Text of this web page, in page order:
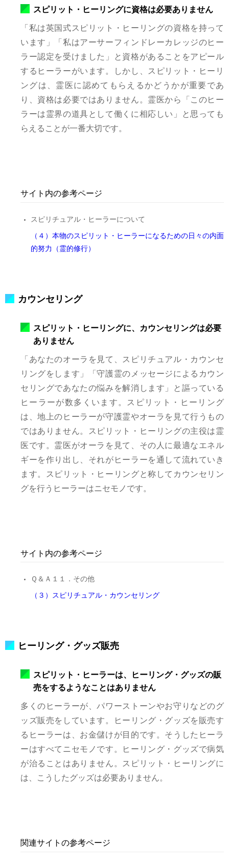
スピリット・ヒーリングに資格は必要ありません
「私は英国式スピリット・ヒーリングの資格を持って
います」「私はアーサーフィンドレーカレッジのヒー
ラー認定を受けました」と資格があることをアピール
するヒーラーがいます。しかし、スピリット・ヒーリ
ングは、霊医に認めてもらえるかどうかが重要であ
り、資格は必要ではありません。霊医から「このヒー
ラーは霊界の道具として働くに相応しい」と思っても
らえることが一番大切です。
サイト内の参考ページ
スピリチュアル・ヒーラーについて
（４）本物のスピリット・ヒーラーになるための日々の内面
的努力（霊的修行）
カウンセリング
スピリット・ヒーリングに、カウンセリングは必要
ありません
「あなたのオーラを見て、スピリチュアル・カウンセ
リングをします」「守護霊のメッセージによるカウン
セリングであなたの悩みを解消します」と謳っている
ヒーラーが数多くいます。スピリット・ヒーリング
は、地上のヒーラーが守護霊やオーラを見て行うもの
ではありません。スピリット・ヒーリングの主役は霊
医です。霊医がオーラを見て、その人に最適なエネル
ギーを作り出し、それがヒーラーを通して流れていき
ます。スピリット・ヒーリングと称してカウンセリン
グを行うヒーラーはニセモノです。
サイト内の参考ページ
Ｑ＆Ａ１１．その他
（３）スピリチュアル・カウンセリング
ヒーリング・グッズ販売
スピリット・ヒーラーは、ヒーリング・グッズの販
売をするようなことはありません
多くのヒーラーが、パワーストーンやお守りなどのグ
ッズ販売をしています。ヒーリング・グッズを販売す
るヒーラーは、お金儲けが目的です。そうしたヒーラ
ーはすべてニセモノです。ヒーリング・グッズで病気
が治ることはありません。スピリット・ヒーリングに
は、こうしたグッズは必要ありません。
関連サイトの参考ページ